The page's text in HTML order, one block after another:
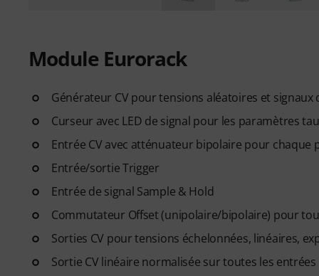
Module Eurorack
Générateur CV pour tensions aléatoires et signaux
Curseur avec LED de signal pour les paramètres
Entrée CV avec atténuateur bipolaire pour chaque
Entrée/sortie Trigger
Entrée de signal Sample & Hold
Commutateur Offset (unipolaire/bipolaire) pour
Sorties CV pour tensions échelonnées, linéaires,
Sortie CV linéaire normalisée sur toutes les